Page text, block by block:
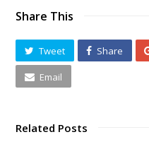
Share This
Tweet Share
Email
Related Posts